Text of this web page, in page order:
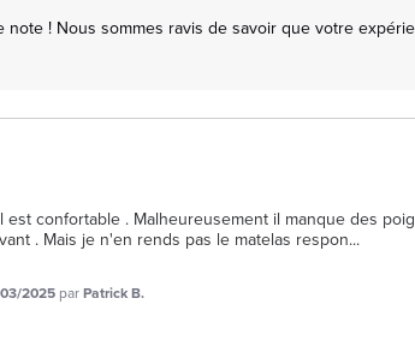
! Nous sommes ravis de savoir que votre
est confortable . Malheureusement il manque des
. Mais je n'en rends pas le matelas respon...
2025 parPatrick B.